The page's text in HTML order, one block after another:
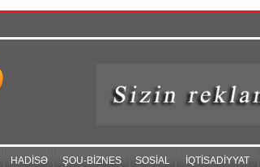
HADİSƏ ŞOU-BİZNES SOSİAL İQTİSADİYYAT